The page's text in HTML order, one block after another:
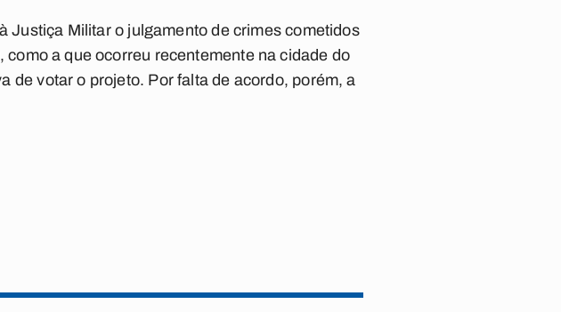
Justiça Militar o julgamento de crimes cometidos
a que ocorreu recentemente na cidade do
de votar o projeto. Por falta de acordo, porém, a